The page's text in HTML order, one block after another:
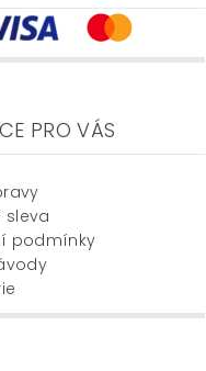
PRO VÁS
sleva
podmínky